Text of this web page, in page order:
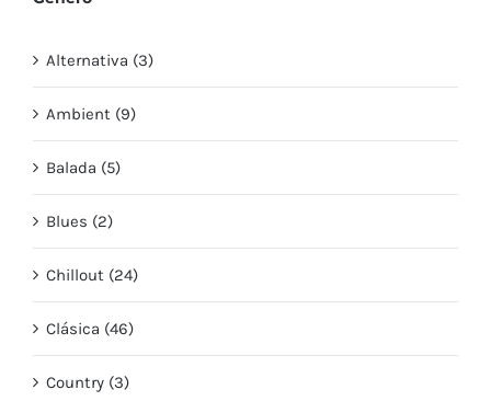
Alternativa (3)
Ambient (9)
Balada (5)
Blues (2)
Chillout (24)
Clásica (46)
Country (3)